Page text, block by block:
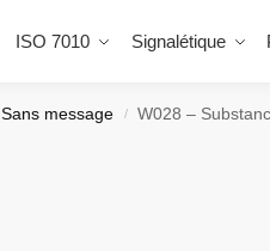
ISO 7010 Signalétique
Sans message / W028 –